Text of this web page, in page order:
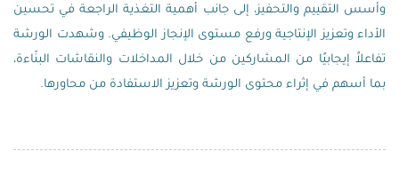
وأسس التقييم والتحفيز، إلى جانب أهمية التغذية الراجعة في تحسين
الأداء وتعزيز الإنتاجية ورفع مستوى الإنجاز الوظيفي. وشهدت الورشة
تفاعلاً إيجابيًا من المشاركين من خلال المداخلات والنقاشات البنّاءة،
بما أسهم في إثراء محتوى الورشة وتعزيز الاستفادة من محاورها.